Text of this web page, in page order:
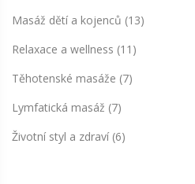
Masáž dětí a kojenců (13)
Relaxace a wellness (11)
Těhotenské masáže (7)
Lymfatická masáž (7)
Životní styl a zdraví (6)